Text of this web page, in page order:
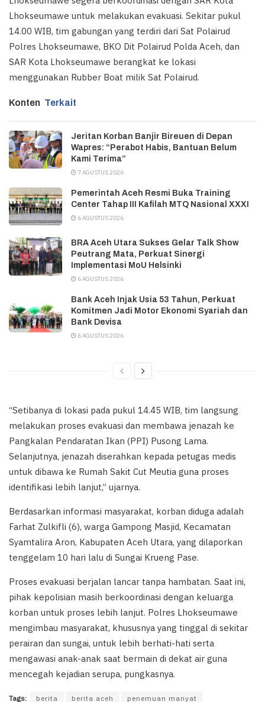
Lhokseumawe untuk melakukan evakuasi. Sekitar pukul
14.00 WIB, tim gabungan yang terdiri dari Sat Polairud
Polres Lhokseumawe, BKO Dit Polairud Polda Aceh, dan
SAR Kota Lhokseumawe berangkat ke lokasi
menggunakan Rubber Boat milik Sat Polairud.
Konten Terkait
Jeritan Korban Banjir Bireuen di Depan
Wapres: “Perabot Habis, Bantuan Belum
Kami Terima”
7 AGUSTUS 2026
Pemerintah Aceh Resmi Buka Training
Center Tahap III Kafilah MTQ Nasional XXXI
6 AGUSTUS 2026
BRA Aceh Utara Sukses Gelar Talk Show
Peutrang Mata, Perkuat Sinergi
Implementasi MoU Helsinki
6 AGUSTUS 2026
Bank Aceh Injak Usia 53 Tahun, Perkuat
Komitmen Jadi Motor Ekonomi Syariah dan
Bank Devisa
6 AGUSTUS 2026
“Setibanya di lokasi pada pukul 14.45 WIB, tim langsung
melakukan proses evakuasi dan membawa jenazah ke
Pangkalan Pendaratan Ikan (PPI) Pusong Lama.
Selanjutnya, jenazah diserahkan kepada petugas medis
untuk dibawa ke Rumah Sakit Cut Meutia guna proses
identifikasi lebih lanjut,” ujarnya.
Berdasarkan informasi masyarakat, korban diduga adalah
Farhat Zulkifli (6), warga Gampong Masjid, Kecamatan
Syamtalira Aron, Kabupaten Aceh Utara, yang dilaporkan
tenggelam 10 hari lalu di Sungai Krueng Pase.
Proses evakuasi berjalan lancar tanpa hambatan. Saat ini,
pihak kepolisian masih berkoordinasi dengan keluarga
korban untuk proses lebih lanjut. Polres Lhokseumawe
mengimbau masyarakat, khususnya yang tinggal di sekitar
perairan dan sungai, untuk lebih berhati-hati serta
mengawasi anak-anak saat bermain di dekat air guna
mencegah kejadian serupa, pungkasnya.
Tags: berita berita aceh penemuan manyat